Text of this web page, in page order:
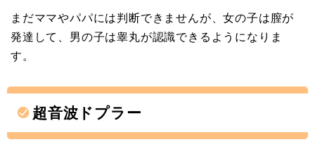
まだママやパパには判断できませんが、女の子は膣が
発達して、男の子は睾丸が認識できるようになりま
す。
超音波ドプラー